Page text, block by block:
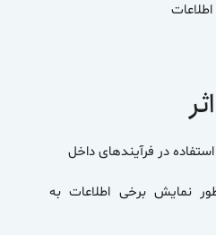
نمایش برخی اطلاعات به